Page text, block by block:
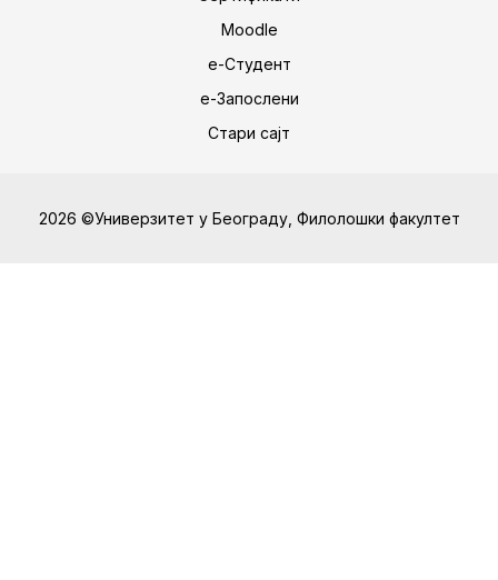
Moodle
е-Студент
е-Запослени
Стари сајт
2026 ©Универзитет у Београду, Филолошки факултет